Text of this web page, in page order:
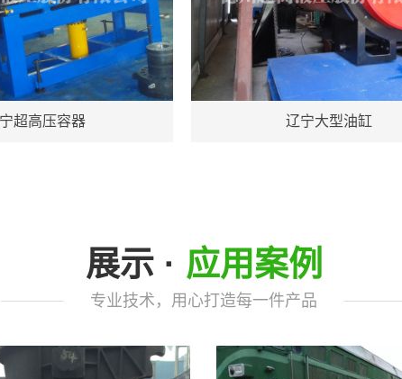
超高压容器 辽宁大型油缸
展示 · 应用案例
专业技术，用心打造每一件产品